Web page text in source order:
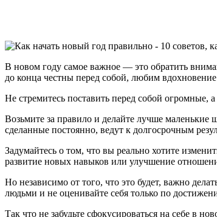
В новом году самое важное — это обратить
до конца честны перед собой, любим
Не стремитесь поставить перед собой огромные,
Возьмите за правило и делайте лучше
сделанные постоянно, ведут к долгосрочным
Задумайтесь о том, что вы реально хотите
развитие новых навыков или улучшение
Но независимо от того, что это будет, важно
людьми и не оценивайте себя только по
Так что не забудьте сфокусироваться на себе в